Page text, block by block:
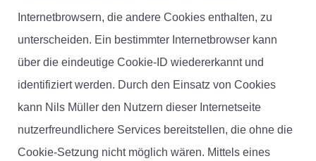
Internetbrowsern, die andere Cookies enthalten, zu
unterscheiden. Ein bestimmter Internetbrowser kann
über die eindeutige Cookie-ID wiedererkannt und
identifiziert werden. Durch den Einsatz von Cookies
kann Nils Müller den Nutzern dieser Internetseite
nutzerfreundlichere Services bereitstellen, die ohne die
Cookie-Setzung nicht möglich wären. Mittels eines